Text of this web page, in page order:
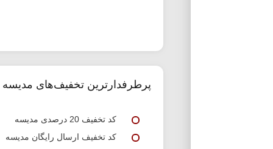
پرطرفدارترین تخفیف‌های مدیسه
کد تخفیف 20 درصدی مدیسه
کد تخفیف ارسال رایگان مدیسه